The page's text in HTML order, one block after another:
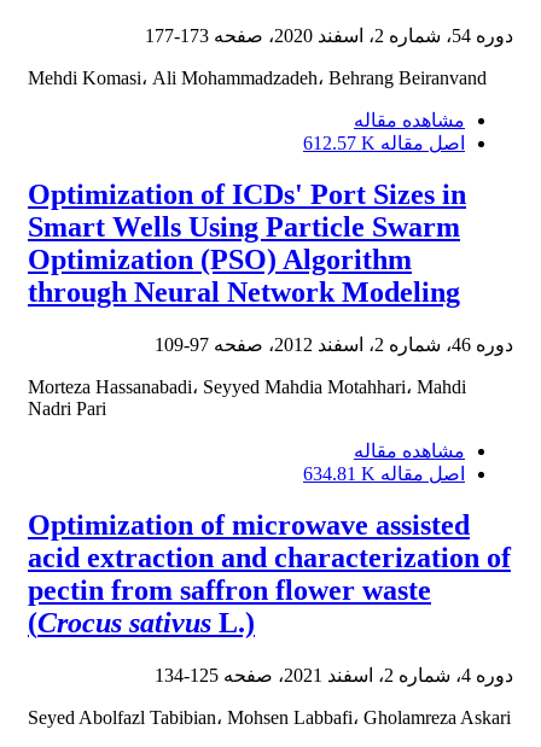
دوره 54، شماره 2، اسفند 2020، صفحه 173-177
Mehdi Komasi، Ali Mohammadzadeh، Behrang Beiranvand
مشاهده مقاله
اصل مقاله 612.57 K
Optimization of ICDs' Port Sizes in
Smart Wells Using Particle Swarm
Optimization (PSO) Algorithm
through Neural Network Modeling
دوره 46، شماره 2، اسفند 2012، صفحه 97-109
Morteza Hassanabadi، Seyyed Mahdia Motahhari، Mahdi
Nadri Pari
مشاهده مقاله
اصل مقاله 634.81 K
Optimization of microwave assisted
acid extraction and characterization of
pectin from saffron flower waste
(Crocus sativus L.)
دوره 4، شماره 2، اسفند 2021، صفحه 125-134
Seyed Abolfazl Tabibian، Mohsen Labbafi، Gholamreza Askari